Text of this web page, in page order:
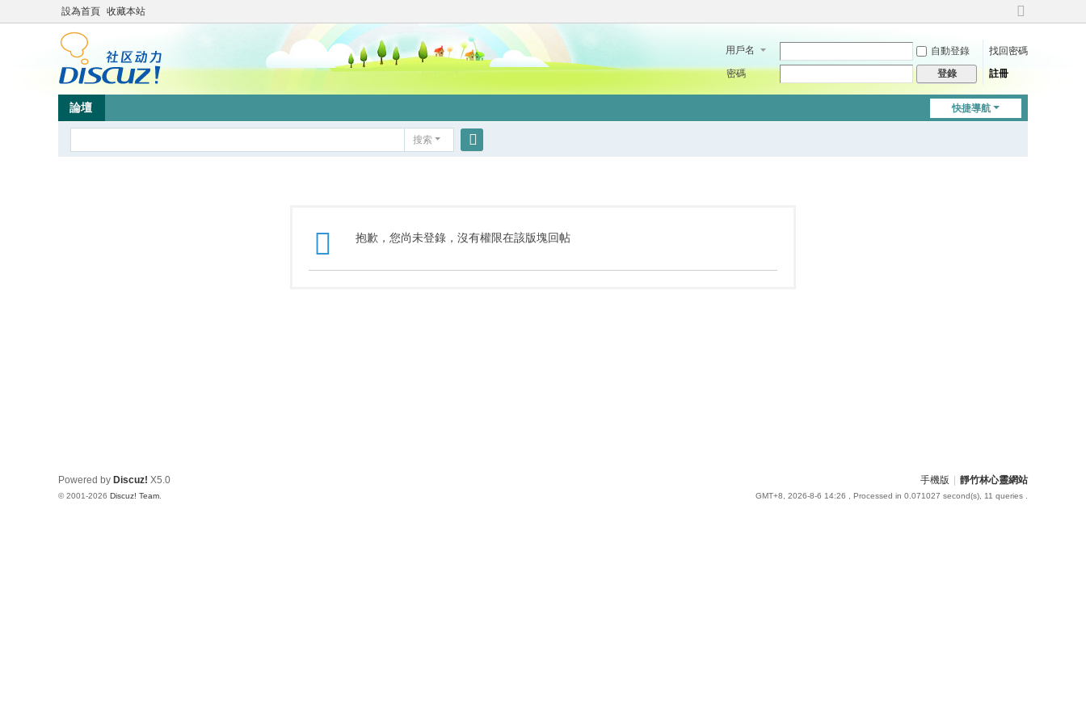
設為首頁 收藏本站
切
到
用戶名 自動登錄
找回密碼
密碼
登錄 註冊
快捷導航
論壇
搜索
抱歉，您尚未登錄，沒有權限在該版塊回帖
手機版 靜竹林心靈網站
GMT+8, 2026-8-6 14:26 , Processed in 0.071027 second(s), 11 queries .
Powered by Discuz! X5.0
© 2001-2026 Discuz! Team